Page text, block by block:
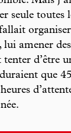
seule toutes
lui amener
d’être
que